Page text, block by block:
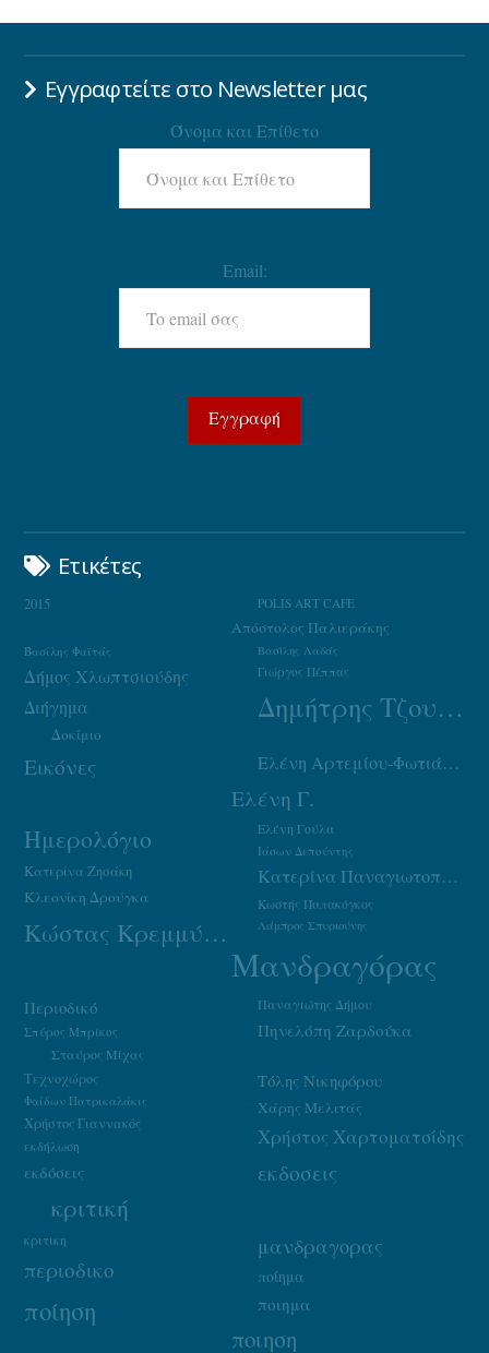
Εγγραφτείτε στο Newsletter μας
Όνομα και Επίθετο
Email:
Ετικέτες
2015 POLIS ART CAFE
Απόστολος Παλιεράκης
Βασίλης Λαδάς
Βασίλης Φαϊτάς
Γιώργος Πέππας
Δήμος Χλωπτσιούδης
Δημήτρης Τζουμάκας
Διήγημα
Δοκίμιο
Εικόνες Ελένη Αρτεμίου-Φωτιάδου
Ελένη Γ.
Ελένη Γούλα
Ημερολόγιο Ιάσων Δεπούντης
Κατερίνα Ζησάκη Κατερίνα Παναγιωτοπούλου
Κλεονίκη Δρούγκα Κωστής Παπακόγκος
Κώστας Κρεμμύδας Λάμπρος Σπυριούνης
Μανδραγόρας
Παναγιώτης Δήμου
Περιοδικό
Πηνελόπη Ζαρδούκα
Σπύρος Μπρίκος
Σταύρος Μίχας
Τεχνοχώρος
Τόλης Νικηφόρου
Φαίδων Πατρικαλάκις Χάρης Μελιτάς
Χρήστος Γιαννακός
Χρήστος Χαρτοματσίδης
εκδήλωση
εκδοσεις
εκδόσεις
κριτική
κριτικη μανδραγορας
περιοδικο ποίημα
ποίηση ποιημα
ποιηση